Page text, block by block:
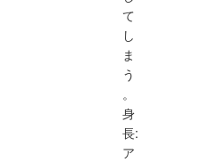
て
し
ま
う
。
身
長:
ア